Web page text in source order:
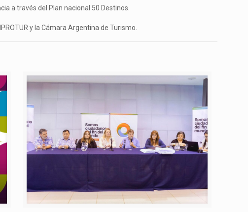
a través del Plan nacional 50 Destinos.
y la Cámara Argentina de Turismo.